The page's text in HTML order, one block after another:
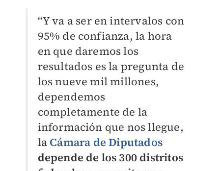
“Y va a ser en intervalos con
95% de confianza, la hora
en que daremos los
resultados es la pregunta de
los nueve mil millones,
dependemos
completamente de la
información que nos llegue,
la Cámara de Diputados
depende de los 300 distritos